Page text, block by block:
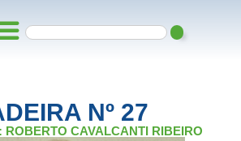
Nº 27
ROBERTO CAVALCANTI RIBEIRO